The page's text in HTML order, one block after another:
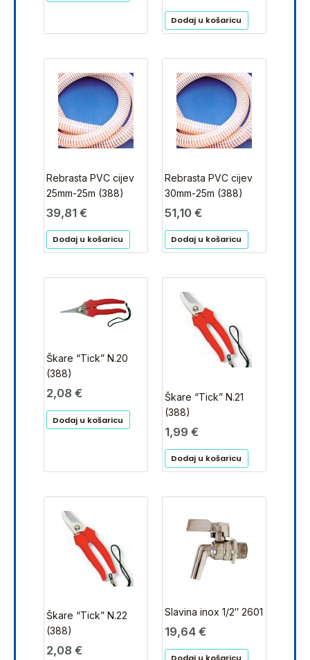
Dodaj u košaricu
Rebrasta PVC cijev
25mm-25m (388)
39,81 €
Dodaj u košaricu
Rebrasta PVC cijev
30mm-25m (388)
51,10 €
Dodaj u košaricu
Škare “Tick” N.20
(388)
2,08 €
Dodaj u košaricu
Škare “Tick” N.21
(388)
1,99 €
Dodaj u košaricu
Škare “Tick” N.22
(388)
2,08 €
Slavina inox 1/2″ 2601
19,64 €